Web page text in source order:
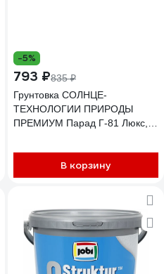
-5%
793 ₽835 ₽
Грунтовка СОЛНЦЕ-
ТЕХНОЛОГИИ ПРИРОДЫ
ПРЕМИУМ Парад Г-81 Люкс, 1
В корзину